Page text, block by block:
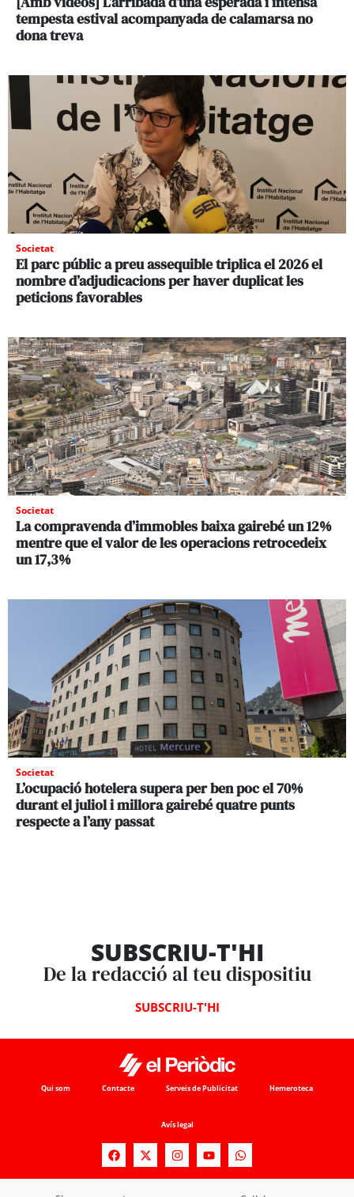
tempesta estival acompanyada de calamarsa no
dona treva
Societat
El parc públic a preu assequible triplica el 2026 el
nombre d’adjudicacions per haver duplicat les
peticions favorables
Societat
La compravenda d’immobles baixa gairebé un 12%
mentre que el valor de les operacions retrocedeix
un 17,3%
Societat
L’ocupació hotelera supera per ben poc el 70%
durant el juliol i millora gairebé quatre punts
respecte a l’any passat
SUBSCRIU-T'HI
De la redacció al teu dispositiu
SUBSCRIU-T'HI
Qui som Contacte Serveis de Publicitat Hemeroteca
Avís legal